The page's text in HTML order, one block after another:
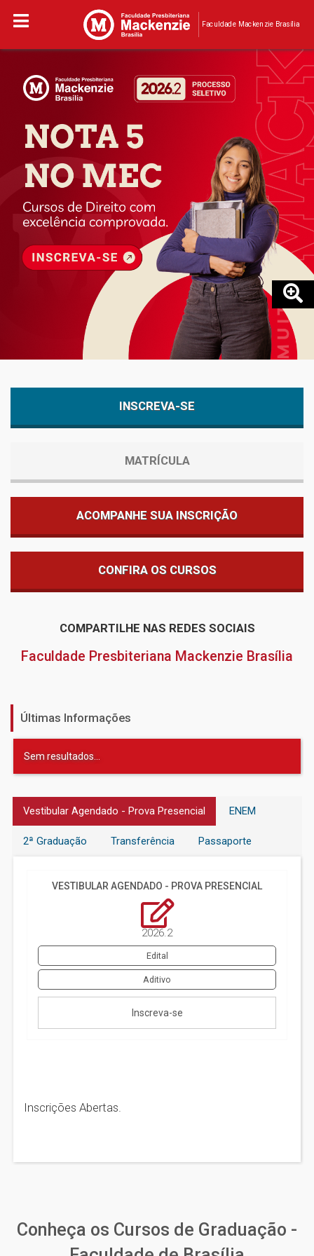
Faculdade Mackenzie Brasília
INSCREVA-SE
MATRÍCULA
ACOMPANHE SUA INSCRIÇÃO
CONFIRA OS CURSOS
COMPARTILHE NAS REDES SOCIAIS
Faculdade Presbiteriana Mackenzie Brasília
Últimas Informações
Sem resultados...
Vestibular Agendado - Prova Presencial ENEM
2ª Graduação Transferência Passaporte
VESTIBULAR AGENDADO - PROVA PRESENCIAL
2026.2
Edital
Aditivo
Inscreva-se
Inscrições Abertas.
Conheça os Cursos de Graduação -